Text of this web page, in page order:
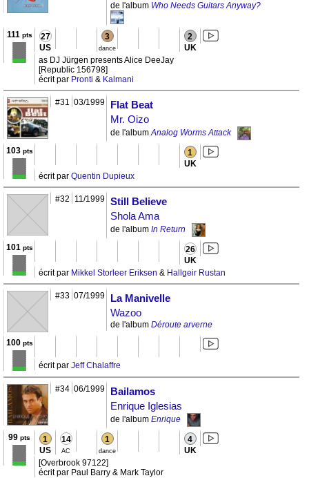
de l'album Who Needs Guitars Anyway?
111 pts 27
US
3
dance
2
UK
as DJ Jürgen presents Alice DeeJay
[Republic 156798]
écrit par Pronti & Kalmani
#31 03/1999
Flat Beat
Mr. Oizo
de l'albumAnalog Worms Attack
103pts 1
UK
écrit par Quentin Dupieux
#32 11/1999
Still Believe
Shola Ama
de l'album In Return
101 pts 26
UK
écrit par Mikkel Storleer Eriksen & Hallgeir Rustan
#33 07/1999
La Manivelle
Wazoo
de l'album Déroute arverne
100pts
écrit par Jeff Chalaffre
#34 06/1999
Bailamos
Enrique Iglesias
de l'album Enrique
99 pts 1
US
14
AC
1
dance
4
UK
[Overbrook 97122]
écrit par Paul Barry & Mark Taylor